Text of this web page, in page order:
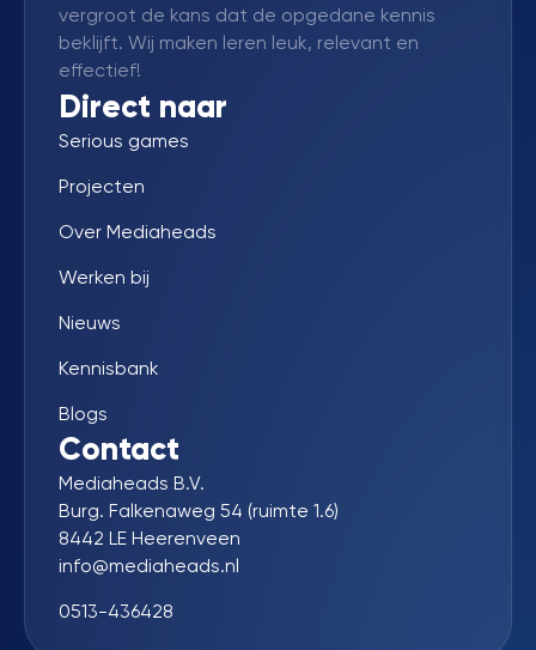
vergroot de kans dat de opgedane kennis
beklijft. Wij maken leren leuk, relevant en
effectief!
Direct naar
Serious games
Projecten
Over Mediaheads
Werken bij
Nieuws
Kennisbank
Blogs
Contact
Mediaheads B.V.
Burg. Falkenaweg 54 (ruimte 1.6)
8442 LE Heerenveen
info@mediaheads.nl
0513-436428